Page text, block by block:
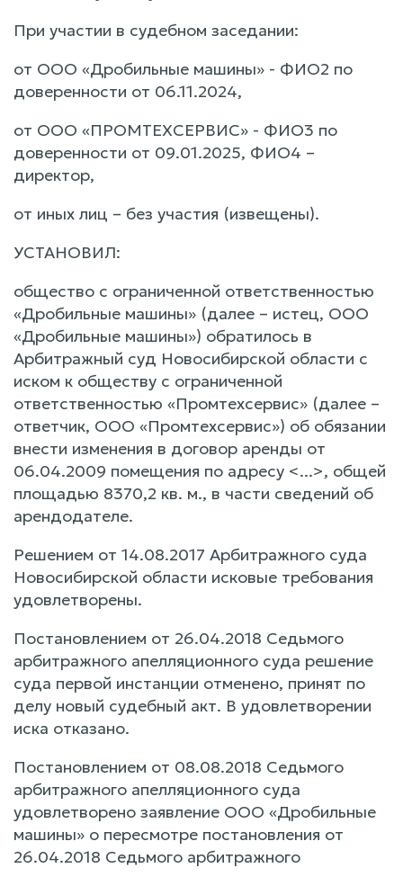
При участии в судебном заседании:
от ООО «Дробильные машины» - ФИО2 по
доверенности от 06.11.2024,
от ООО «ПРОМТЕХСЕРВИС» - ФИО3 по
доверенности от 09.01.2025, ФИО4 –
директор,
от иных лиц – без участия (извещены).
УСТАНОВИЛ:
общество с ограниченной ответственностью
«Дробильные машины» (далее – истец, ООО
«Дробильные машины») обратилось в
Арбитражный суд Новосибирской области с
иском к обществу с ограниченной
ответственностью «Промтехсервис» (далее –
ответчик, ООО «Промтехсервис») об обязании
внести изменения в договор аренды от
06.04.2009 помещения по адресу <...>, общей
площадью 8370,2 кв. м., в части сведений об
арендодателе.
Решением от 14.08.2017 Арбитражного суда
Новосибирской области исковые требования
удовлетворены.
Постановлением от 26.04.2018 Седьмого
арбитражного апелляционного суда решение
суда первой инстанции отменено, принят по
делу новый судебный акт. В удовлетворении
иска отказано.
Постановлением от 08.08.2018 Седьмого
арбитражного апелляционного суда
удовлетворено заявление ООО «Дробильные
машины» о пересмотре постановления от
26.04.2018 Седьмого арбитражного